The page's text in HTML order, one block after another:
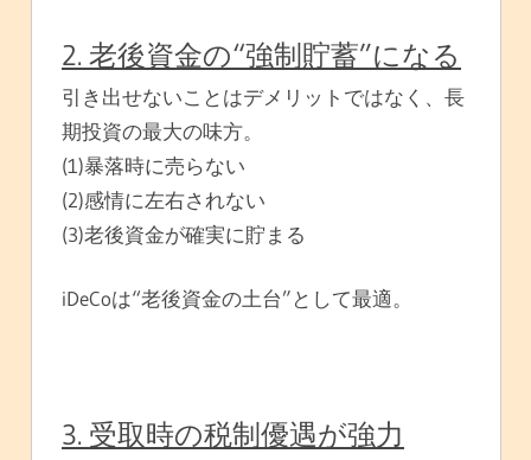
2. 老後資金の“強制貯蓄”になる
引き出せないことはデメリットではなく、長
期投資の最大の味方。
(1)暴落時に売らない
(2)感情に左右されない
(3)老後資金が確実に貯まる
iDeCoは“老後資金の土台”として最適。
3. 受取時の税制優遇が強力